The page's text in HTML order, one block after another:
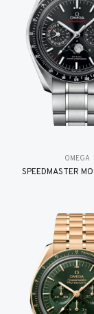
OMEGA
SPEEDMASTER